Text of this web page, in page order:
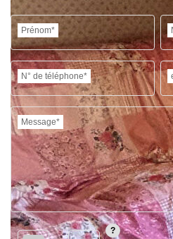
Prénom*
N° de téléphone*
Message*